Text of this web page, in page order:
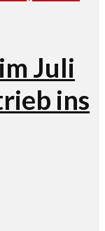
Juli
ins